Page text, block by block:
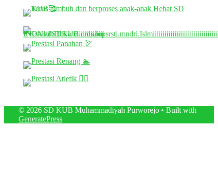
© 2026 SD KUB Muhammadiyah Purworejo • Built with
GeneratePress